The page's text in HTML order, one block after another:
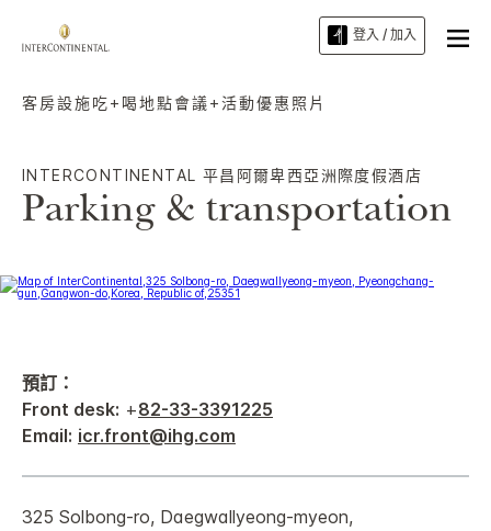
登入 / 加入
客房設施吃+喝地點會議+活動優惠 照片
INTERCONTINENTAL 平昌阿爾卑西亞洲際度假酒店
Parking & transportation
預訂：
Front desk: +82-33-3391225
Email: icr.front@ihg.com
325 Solbong-ro, Daegwallyeong-myeon,